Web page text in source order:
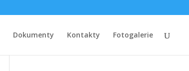
Dokumenty Kontakty Fotogalerie